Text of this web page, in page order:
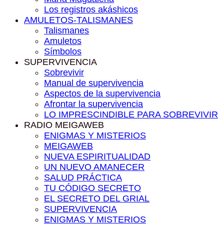
Los registros akáshicos
AMULETOS-TALISMANES
Talismanes
Amuletos
Símbolos
SUPERVIVENCIA
Sobrevivir
Manual de supervivencia
Aspectos de la supervivencia
Afrontar la supervivencia
LO IMPRESCINDIBLE PARA SOBREVIVIR
RADIO MEIGAWEB
ENIGMAS Y MISTERIOS
MEIGAWEB
NUEVA ESPIRITUALIDAD
UN NUEVO AMANECER
SALUD PRÁCTICA
TU CÓDIGO SECRETO
EL SECRETO DEL GRIAL
SUPERVIVENCIA
ENIGMAS Y MISTERIOS